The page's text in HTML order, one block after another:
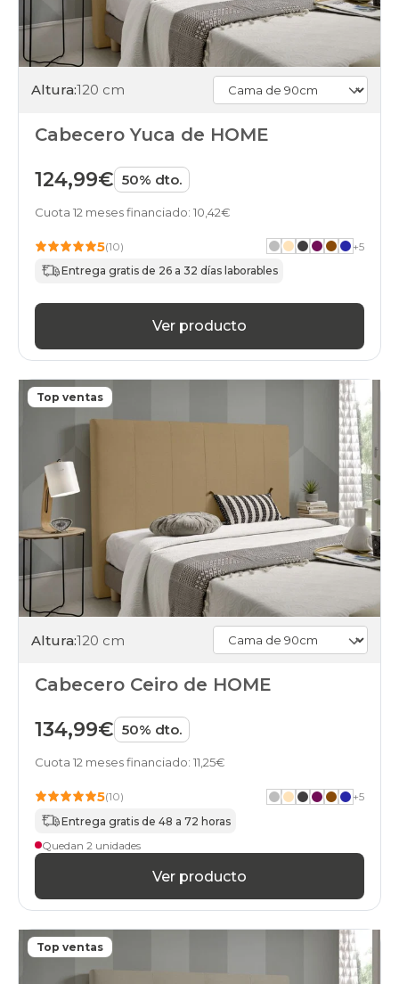
Altura:120 cm
Cabecero Yuca de HOME
124,99€ 50% dto.
Cuota 12 meses financiado: 10,42€
5(10) +5
Entrega gratis de 26 a 32 días laborables
Ver producto
Top ventas
Altura:120 cm
Cabecero Ceiro de HOME
134,99€ 50% dto.
Cuota 12 meses financiado: 11,25€
5(10) +5
Entrega gratis de 48 a 72 horas
Quedan 2 unidades
Ver producto
Top ventas